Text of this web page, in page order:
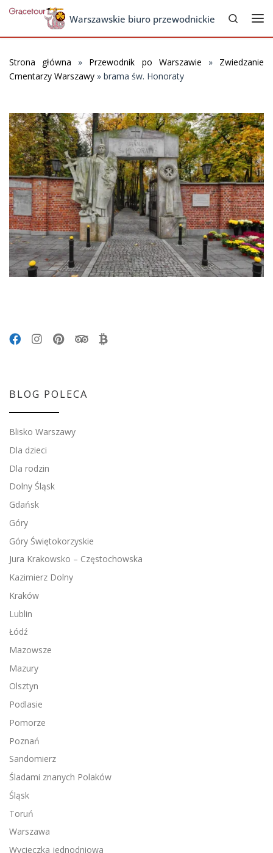
Skip to contentWarszawskie biuro przewodnickie
Search
Strona główna » Przewodnik po Warszawie » Zwiedzanie
Cmentarzy Warszawy » brama św. Honoraty
BLOG POLECA
Blisko Warszawy
Dla dzieci
Dla rodzin
Dolny Śląsk
Gdańsk
Góry
Góry Świętokorzyskie
Jura Krakowsko – Częstochowska
Kazimierz Dolny
Kraków
Lublin
Łódź
Mazowsze
Mazury
Olsztyn
Podlasie
Pomorze
Poznań
Sandomierz
Śladami znanych Polaków
Śląsk
Toruń
Warszawa
Wycieczka jednodniowa